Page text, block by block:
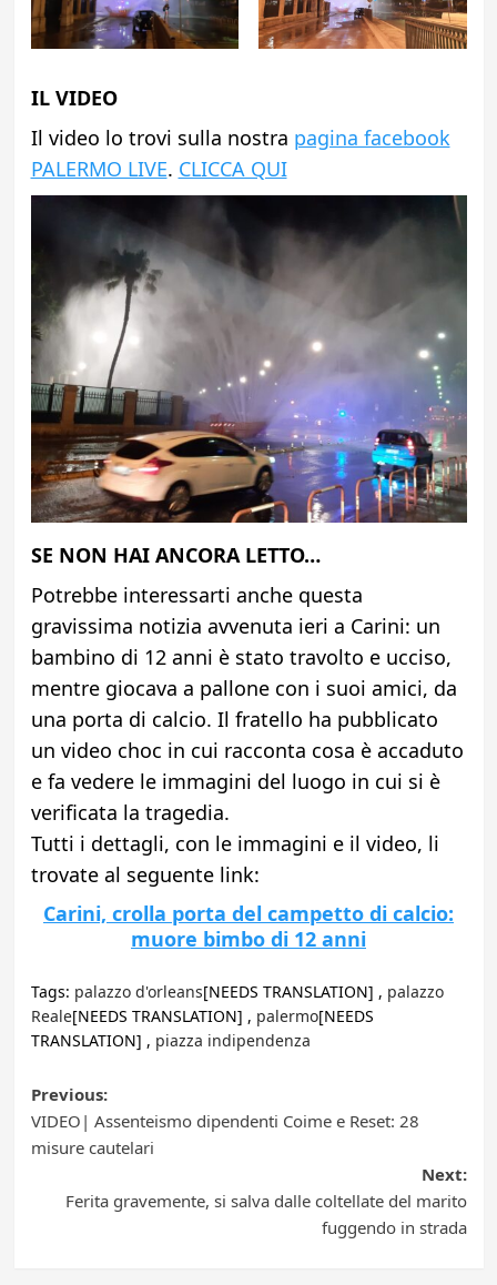
IL VIDEO
Il video lo trovi sulla nostra pagina facebook
PALERMO LIVE. CLICCA QUI
SE NON HAI ANCORA LETTO…
Potrebbe interessarti anche questa
gravissima notizia avvenuta ieri a Carini: un
bambino di 12 anni è stato travolto e ucciso,
mentre giocava a pallone con i suoi amici, da
una porta di calcio. Il fratello ha pubblicato
un video choc in cui racconta cosa è accaduto
e fa vedere le immagini del luogo in cui si è
verificata la tragedia.
Tutti i dettagli, con le immagini e il video, li
trovate al seguente link:
Carini, crolla porta del campetto di calcio:
muore bimbo di 12 anni
Tags: palazzo d'orleans[NEEDS TRANSLATION] , palazzo
Reale[NEEDS TRANSLATION] , palermo[NEEDS
TRANSLATION] , piazza indipendenza
Post
navigation
Previous:
VIDEO| Assenteismo dipendenti Coime e Reset: 28
misure cautelari
Next:
Ferita gravemente, si salva dalle coltellate del marito
fuggendo in strada